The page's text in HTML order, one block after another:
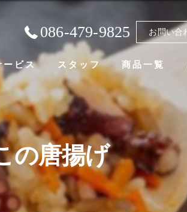
086-479-9825 お問い合
ービス スタッフ 商品一覧
の唐揚げ